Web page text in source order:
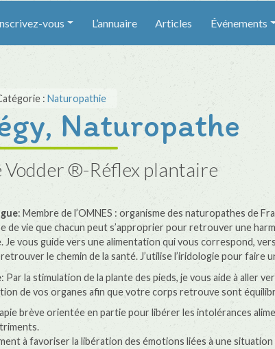
vous L’annuaire Articles Événements
: Naturopathie
Naturopathe
®-Réflex plantaire
: Membre de l’OMNES : organisme des naturopathes de
de vie que chacun peut s’approprier pour retrouver une
vous guide vers une alimentation qui vous correspond,
le chemin de la santé. J’utilise l’iridologie pour faire
: Par la stimulation de la plante des pieds, je vous aide à aller
de vos organes afin que votre corps retrouve sont
brève orientée en partie pour libérer les intolérances
à favoriser la libération des émotions liées à une